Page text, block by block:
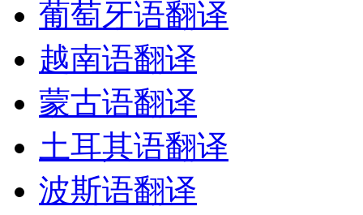
葡萄牙语翻译
越南语翻译
蒙古语翻译
土耳其语翻译
波斯语翻译